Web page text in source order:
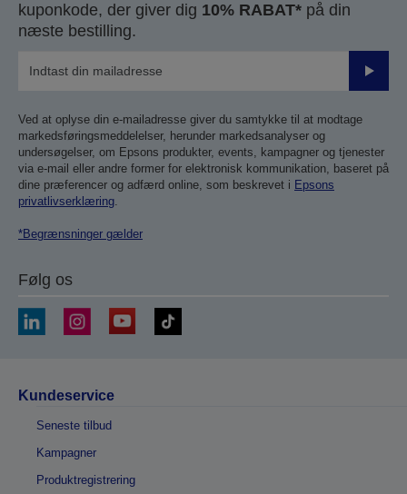
kuponkode, der giver dig 10% RABAT* på din
næste bestilling.
Send
Ved at oplyse din e-mailadresse giver du samtykke til at modtage
markedsføringsmeddelelser, herunder markedsanalyser og
undersøgelser, om Epsons produkter, events, kampagner og tjenester
via e-mail eller andre former for elektronisk kommunikation, baseret på
dine præferencer og adfærd online, som beskrevet i Epsons
privatlivserklæring.
*Begrænsninger gælder
Følg os
Kundeservice
Seneste tilbud
Kampagner
Produktregistrering